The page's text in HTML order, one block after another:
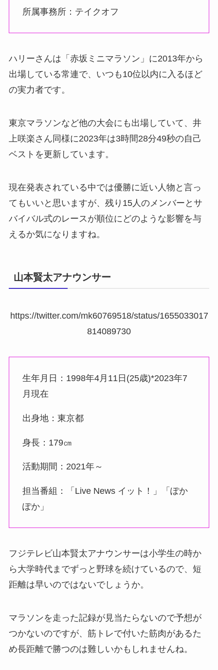
所属事務所：テイクオフ
ハリーさんは「赤坂ミニマラソン」に2013年から
出場している常連で、いつも10位以内に入るほど
の実力者です。
東京マラソンなど他の大会にも出場していて、井
上咲楽さん同様に2023年は3時間28分49秒の自己
ベストを更新しています。
現在発表されている中では優勝に近い人物と言っ
てもいいと思いますが、残り15人のメンバーとサ
バイバル式のレースが順位にどのような影響を与
えるか気になりますね。
山本賢太アナウンサー
https://twitter.com/mk60769518/status/1655033017
814089730
生年月日：1998年4月11日(25歳)*2023年7
月現在
出身地：東京都
身長：179㎝
活動期間：2021年～
担当番組：「Live News イット！」「ぽか
ぽか」
フジテレビ山本賢太アナウンサーは小学生の時か
ら大学時代までずっと野球を続けているので、短
距離は早いのではないでしょうか。
マラソンを走った記録が見当たらないので予想が
つかないのですが、筋トレで付いた筋肉があるた
め長距離で勝つのは難しいかもしれませんね。